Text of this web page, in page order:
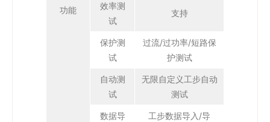
功能
效率测
试
支持
保护测
试
过流/过功率/短路保
护测试
自动测
试
无限自定义工步自动
测试
数据导
工步数据导入/导